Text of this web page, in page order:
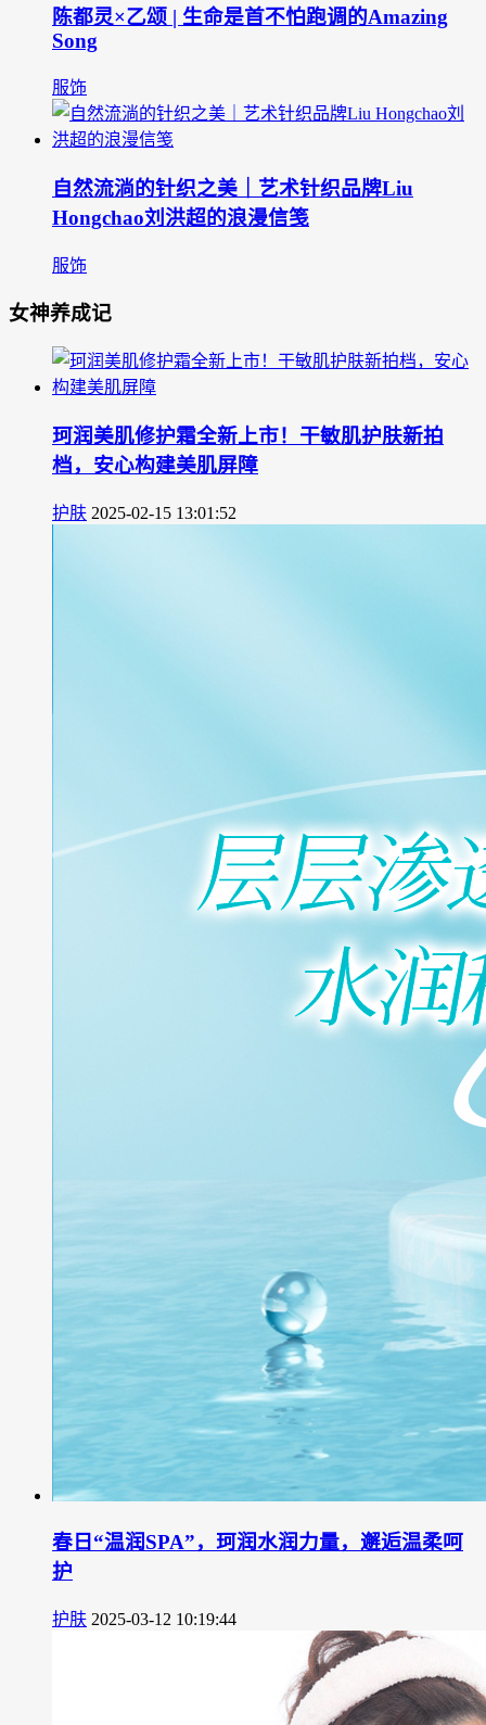
陈都灵×乙颂 | 生命是首不怕跑调的Amazing
Song
服饰
自然流淌的针织之美｜艺术针织品牌Liu
Hongchao刘洪超的浪漫信笺
服饰
女神养成记
珂润美肌修护霜全新上市！干敏肌护肤新拍
档，安心构建美肌屏障
护肤 2025-02-15 13:01:52
春日“温润SPA”，珂润水润力量，邂逅温柔呵
护
护肤 2025-03-12 10:19:44